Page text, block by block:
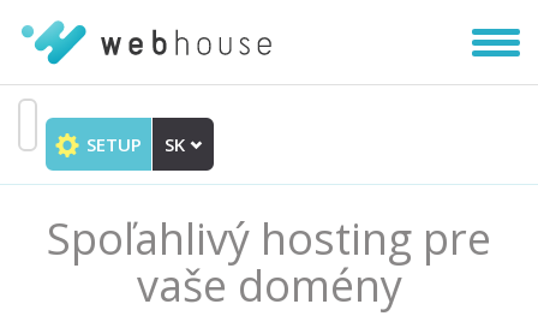
na
|
Skryť
SETUP SK
Spoľahlivý hosting pre
vaše domény